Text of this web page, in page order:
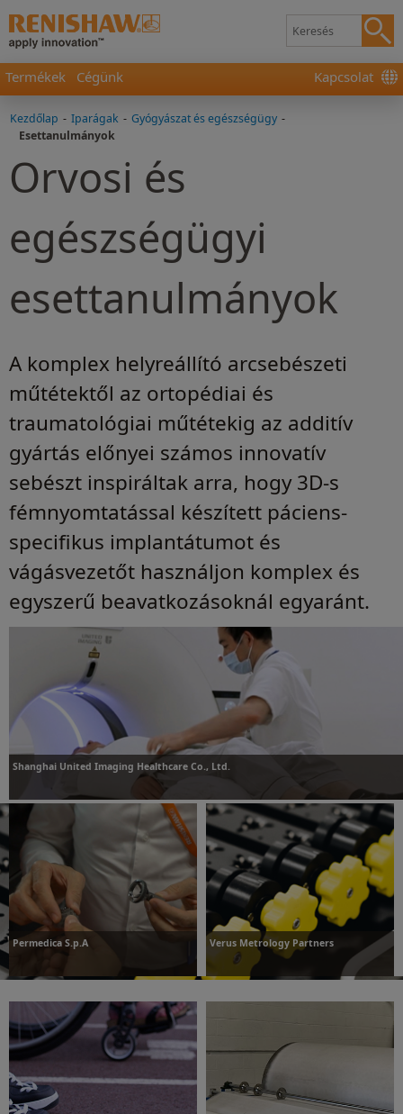
Termékek Cégünk Kapcsolat
Kezdőlap - Iparágak - Gyógyászat és egészségügy -
Esettanulmányok
Orvosi és
egészségügyi
esettanulmányok
A komplex helyreállító arcsebészeti
műtétektől az ortopédiai és
traumatológiai műtétekig az additív
gyártás előnyei számos innovatív
sebészt inspiráltak arra, hogy 3D-s
fémnyomtatással készített páciens-
specifikus implantátumot és
vágásvezetőt használjon komplex és
egyszerű beavatkozásoknál egyaránt.
Shanghai United Imaging Healthcare Co., Ltd.
További információk
Permedica S.p.A
További információk
Verus Metrology Partners
További információk